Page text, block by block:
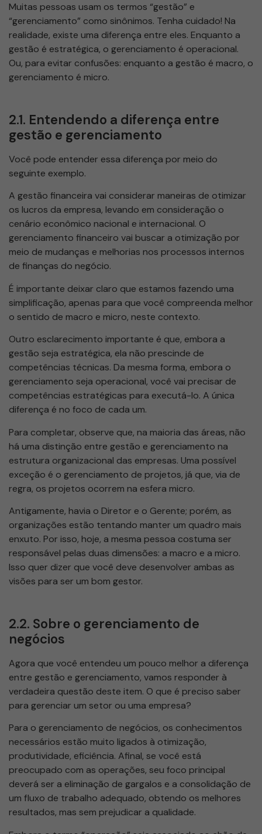
Muitas pessoas usam os termos “gestão” e
“gerenciamento” como sinônimos. Tenha cuidado! Na
realidade, existe uma diferença entre eles. Enquanto a
gestão é estratégica, o gerenciamento é operacional.
Ou, para evitar confusões: enquanto a gestão é macro, o
gerenciamento é micro.
2.1. Entendendo a diferença entre
gestão e gerenciamento
Você pode entender essa diferença por meio do
seguinte exemplo.
A gestão financeira vai considerar maneiras de otimizar
os lucros da empresa, levando em consideração o
cenário econômico nacional e internacional. O
gerenciamento financeiro vai buscar a otimização por
meio de mudanças e melhorias nos processos internos
de finanças do negócio.
É importante deixar claro que estamos fazendo uma
simplificação, apenas para que você compreenda melhor
o sentido de macro e micro, neste contexto.
Outro esclarecimento importante é que, embora a
gestão seja estratégica, ela não prescinde de
competências técnicas. Da mesma forma, embora o
gerenciamento seja operacional, você vai precisar de
competências estratégicas para executá-lo. A única
diferença é no foco de cada um.
Para completar, observe que, na maioria das áreas, não
há uma distinção entre gestão e gerenciamento na
estrutura organizacional das empresas. Uma possível
exceção é o gerenciamento de projetos, já que, via de
regra, os projetos ocorrem na esfera micro.
Antigamente, havia o Diretor e o Gerente; porém, as
organizações estão tentando manter um quadro mais
enxuto. Por isso, hoje, a mesma pessoa costuma ser
responsável pelas duas dimensões: a macro e a micro.
Isso quer dizer que você deve desenvolver ambas as
visões para ser um bom gestor.
2.2. Sobre o gerenciamento de
negócios
Agora que você entendeu um pouco melhor a diferença
entre gestão e gerenciamento, vamos responder à
verdadeira questão deste item. O que é preciso saber
para gerenciar um setor ou uma empresa?
Para o gerenciamento de negócios, os conhecimentos
necessários estão muito ligados à otimização,
produtividade, eficiência. Afinal, se você está
preocupado com as operações, seu foco principal
deverá ser a eliminação de gargalos e a consolidação de
um fluxo de trabalho adequado, obtendo os melhores
resultados, mas sem prejudicar a qualidade.